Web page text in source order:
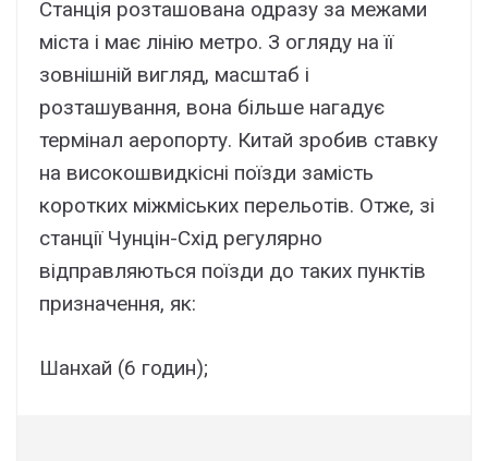
Станція розташована одразу за межами
міста і має лінію метро. З огляду на її
зовнішній вигляд, масштаб і
розташування, вона більше нагадує
термінал аеропорту. Китай зробив ставку
на високошвидкісні поїзди замість
коротких міжміських перельотів. Отже, зі
станції Чунцін-Схід регулярно
відправляються поїзди до таких пунктів
призначення, як:
Шанхай (6 годин);